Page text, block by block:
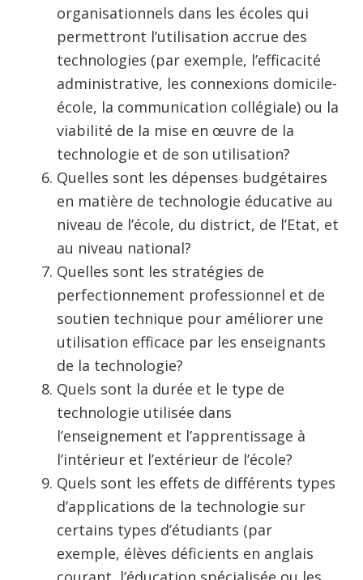
organisationnels dans les écoles qui
permettront l’utilisation accrue des
technologies (par exemple, l’efficacité
administrative, les connexions domicile-
école, la communication collégiale) ou la
viabilité de la mise en œuvre de la
technologie et de son utilisation?
Quelles sont les dépenses budgétaires
en matière de technologie éducative au
niveau de l’école, du district, de l’Etat, et
au niveau national?
Quelles sont les stratégies de
perfectionnement professionnel et de
soutien technique pour améliorer une
utilisation efficace par les enseignants
de la technologie?
Quels sont la durée et le type de
technologie utilisée dans
l’enseignement et l’apprentissage à
l’intérieur et l’extérieur de l’école?
Quels sont les effets de différents types
d’applications de la technologie sur
certains types d’étudiants (par
exemple, élèves déficients en anglais